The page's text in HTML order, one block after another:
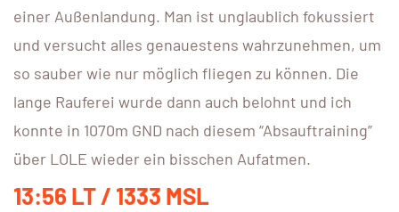
einer Außenlandung. Man ist unglaublich fokussiert
und versucht alles genauestens wahrzunehmen, um
so sauber wie nur möglich fliegen zu können. Die
lange Rauferei wurde dann auch belohnt und ich
konnte in 1070m GND nach diesem “Absauftraining”
über LOLE wieder ein bisschen Aufatmen.
13:56 LT / 1333 MSL